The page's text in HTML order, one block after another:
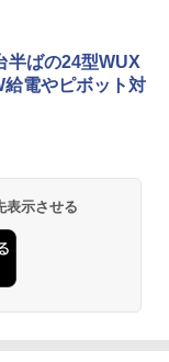
半ばの24型WUX
電やピボット対
表示させる